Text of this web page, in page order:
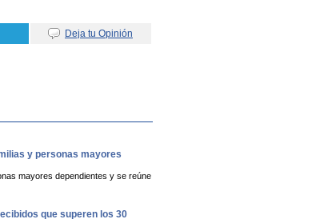
Deja tu Opinión
y personas mayores
mayores dependientes y se reúne
que superen los 30